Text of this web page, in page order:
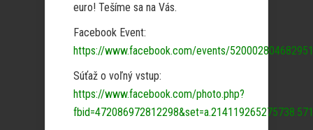
euro! Tešíme sa na Vás.
Facebook Event:
https://www.facebook.com/events/
Súťaž o voľný vstup:
https://www.facebook.com/photo.php?